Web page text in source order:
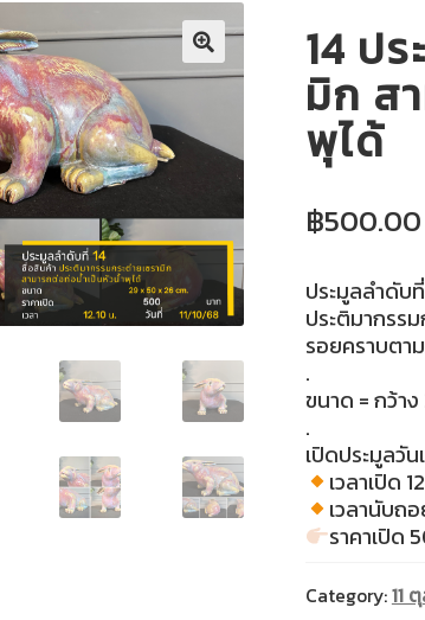
14 ป
มิก ส
พุได้
฿500.00
ประมูลลำดับ
ประติมากรร
รอยคราบตา
.
ขนาด = กว้า
.
เปิดประมูลวั
เวลาเปิด
เวลานับถ
ราคาเปิด
Category:11